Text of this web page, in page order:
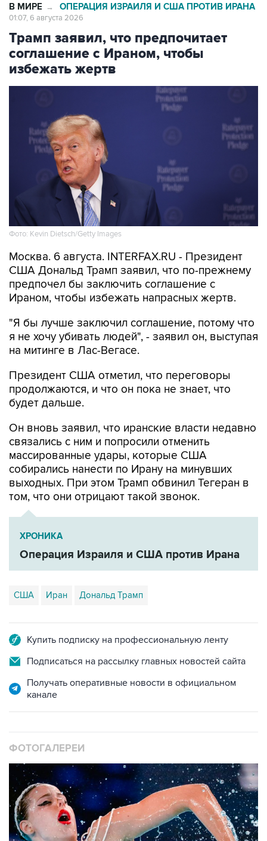
В МИРЕ → ОПЕРАЦИЯ ИЗРАИЛЯ И США ПРОТИВ ИРАНА
01:07, 6 августа 2026
Трамп заявил, что предпочитает
соглашение с Ираном, чтобы
избежать жертв
Фото: Kevin Dietsch/Getty Images
Москва. 6 августа. INTERFAX.RU - Президент
США Дональд Трамп заявил, что по-прежнему
предпочел бы заключить соглашение с
Ираном, чтобы избежать напрасных жертв.
"Я бы лучше заключил соглашение, потому что
я не хочу убивать людей", - заявил он, выступая
на митинге в Лас-Вегасе.
Президент США отметил, что переговоры
продолжаются, и что он пока не знает, что
будет дальше.
Он вновь заявил, что иранские власти недавно
связались с ним и попросили отменить
массированные удары, которые США
собирались нанести по Ирану на минувших
выходных. При этом Трамп обвинил Тегеран в
том, что они отрицают такой звонок.
ХРОНИКА
Операция Израиля и США против Ирана
США Иран Дональд Трамп
Купить подписку на профессиональную ленту
Подписаться на рассылку главных новостей сайта
Получать оперативные новости в официальном
канале
ФОТОГАЛЕРЕИ